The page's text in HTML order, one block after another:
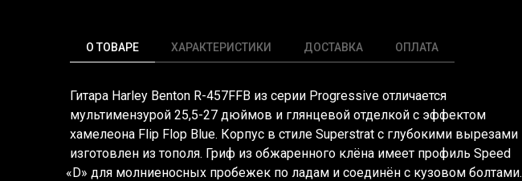
О ТОВАРЕ ХАРАКТЕРИСТИКИ ДОСТАВКА ОПЛАТА
Гитара Harley Benton R-457FFB из серии Progressive отличается
мультимензурой 25,5-27 дюймов и глянцевой отделкой с эффектом
хамелеона Flip Flop Blue. Корпус в стиле Superstrat с глубокими вырезами
изготовлен из тополя. Гриф из обжаренного клёна имеет профиль Speed
«D» для молниеносных пробежек по ладам и соединён с кузовом болтами.